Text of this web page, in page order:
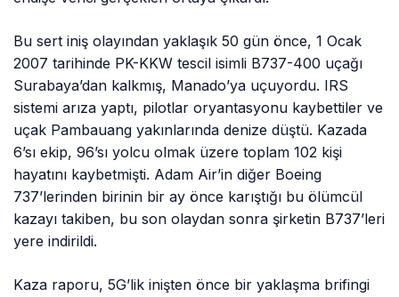
Bu sert iniş olayından yaklaşık 50 gün önce, 1 Ocak
2007 tarihinde PK-KKW tescil isimli B737-400 uçağı
Surabaya’dan kalkmış, Manado’ya uçuyordu. IRS
sistemi arıza yaptı, pilotlar oryantasyonu kaybettiler ve
uçak Pambauang yakınlarında denize düştü. Kazada
6’sı ekip, 96’sı yolcu olmak üzere toplam 102 kişi
hayatını kaybetmişti. Adam Air’in diğer Boeing
737’lerinden birinin bir ay önce karıştığı bu ölümcül
kazayı takiben, bu son olaydan sonra şirketin B737’leri
yere indirildi.
Kaza raporu, 5G’lik inişten önce bir yaklaşma brifingi